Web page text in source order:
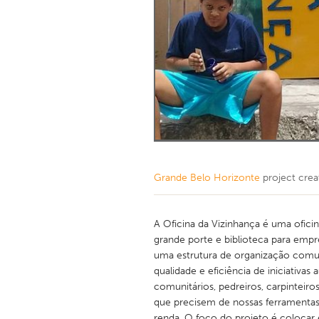
Grande Belo Horizonte project
A Oficina da Vizinhança é uma
grande porte e biblioteca para
uma estrutura de organização
qualidade e eficiência de
comunitários, pedreiros,
que precisem de nossas